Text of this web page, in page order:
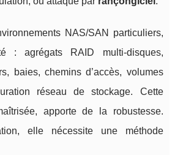
NAS/SAN particuliers,
: agrégats RAID multi-disques,
baies, chemins d’accès, volumes
réseau de stockage. Cette
apporte de la robustesse.
elle nécessite une méthode